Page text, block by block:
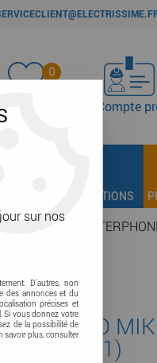
0
Favoris Compte
OUTILLAGE & FIXATIONS
vidéo > KIT
AUDIO
(1122/61)
sur nos
D'autres, non
des annonces et du
précises et
Si vous donnez votre
de la possibilité de
savoir plus, consulter